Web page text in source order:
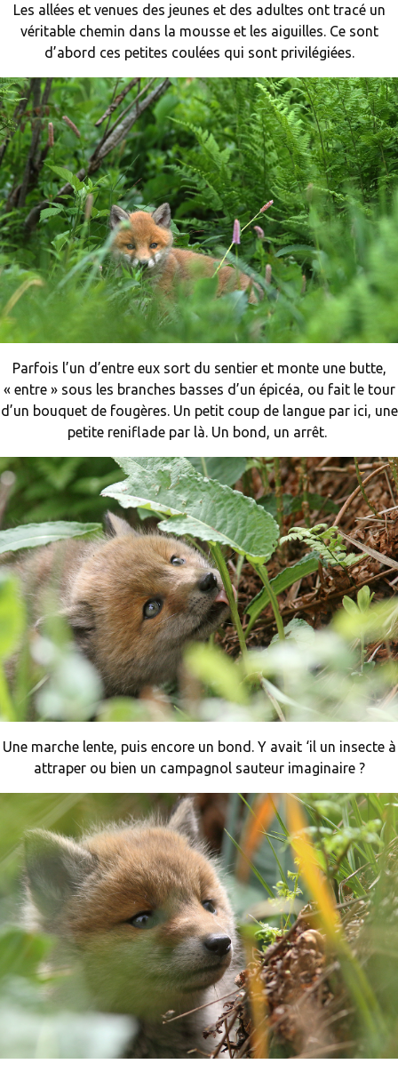
Les allées et venues des jeunes et des adultes ont tracé un
véritable chemin dans la mousse et les aiguilles. Ce sont
d’abord ces petites coulées qui sont privilégiées.
Parfois l’un d’entre eux sort du sentier et monte une butte,
« entre » sous les branches basses d’un épicéa, ou fait le tour
d’un bouquet de fougères. Un petit coup de langue par ici, une
petite reniflade par là. Un bond, un arrêt.
Une marche lente, puis encore un bond. Y avait ‘il un insecte à
attraper ou bien un campagnol sauteur imaginaire ?